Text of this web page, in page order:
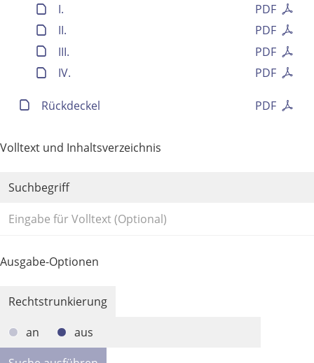
Volltext und Inhaltsverzeichnis
Suchbegriff
Ausgabe-Optionen
Rechtstrunkierung
an
aus
PDF
I.
PDF
II.
PDF
III.
PDF
IV.
PDF
Rückdeckel